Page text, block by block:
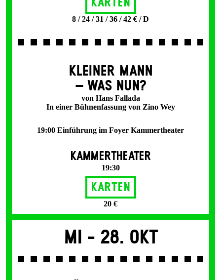
Karten
8 / 24 / 31 / 36 / 42 € / D
KLEINER MANN
– WAS NUN?
von Hans Fallada
In einer Bühnenfassung von Zino Wey
19:00 Einführung im Foyer Kammertheater
KAMMERTHEATER
19:30
Karten
20 €
Mi - 28. Okt